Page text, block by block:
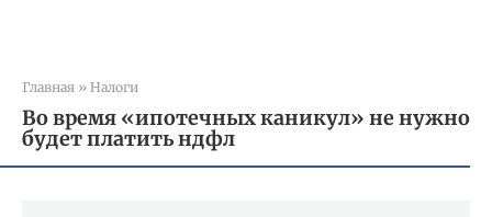
Главная » Налоги
Во время «ипотечных каникул» не нужно
будет платить ндфл